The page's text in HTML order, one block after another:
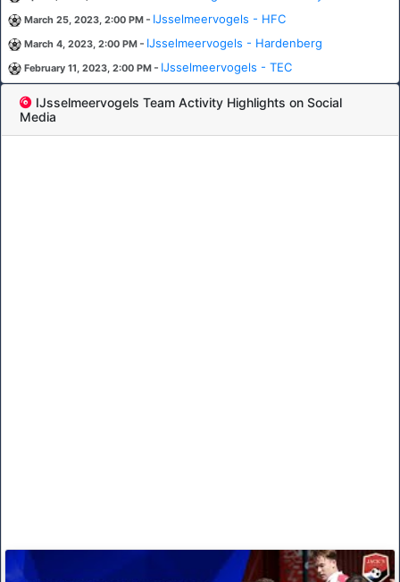
March 25, 2023, 2:00 PM - IJsselmeervogels - HFC
March 4, 2023, 2:00 PM - IJsselmeervogels - Hardenberg
February 11, 2023, 2:00 PM - IJsselmeervogels - TEC
IJsselmeervogels Team Activity Highlights on Social
Media